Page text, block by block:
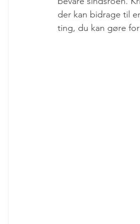
Følelseslivet
der kan bidrage til
ting, du kan gøre